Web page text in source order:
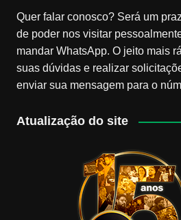
Quer falar conosco? Será um
de poder nos visitar
mandar WhatsApp. O jeito mais
suas dúvidas e realizar
enviar sua mensagem para o
Atualização do site